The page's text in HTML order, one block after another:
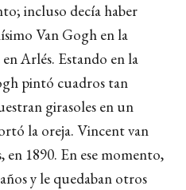
incluso decía haber
Van Gogh en la
Arlés. Estando en la
pintó cuadros tan
girasoles en un
la oreja. Vincent van
1890. En ese momento,
y le quedaban otros